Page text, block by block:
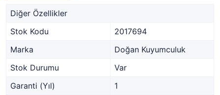
Diğer Özellikler
Stok Kodu
2017694
Marka
Doğan Kuyumculuk
Stok Durumu
Var
Garanti (Yıl)
1